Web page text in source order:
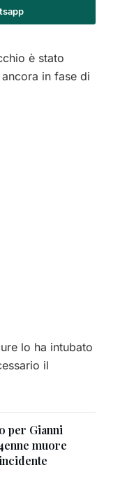
è stato
in fase di
lo ha intubato
il
per Gianni
muore